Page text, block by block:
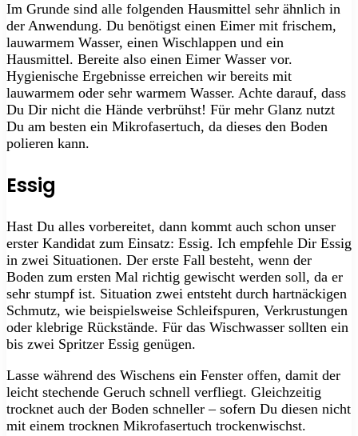
Im Grunde sind alle folgenden Hausmittel sehr ähnlich in
der Anwendung. Du benötigst einen Eimer mit frischem,
lauwarmem Wasser, einen Wischlappen und ein
Hausmittel. Bereite also einen Eimer Wasser vor.
Hygienische Ergebnisse erreichen wir bereits mit
lauwarmem oder sehr warmem Wasser. Achte darauf, dass
Du Dir nicht die Hände verbrühst! Für mehr Glanz nutzt
Du am besten ein Mikrofasertuch, da dieses den Boden
polieren kann.
Essig
Hast Du alles vorbereitet, dann kommt auch schon unser
erster Kandidat zum Einsatz: Essig. Ich empfehle Dir Essig
in zwei Situationen. Der erste Fall besteht, wenn der
Boden zum ersten Mal richtig gewischt werden soll, da er
sehr stumpf ist. Situation zwei entsteht durch hartnäckigen
Schmutz, wie beispielsweise Schleifspuren, Verkrustungen
oder klebrige Rückstände. Für das Wischwasser sollten ein
bis zwei Spritzer Essig genügen.
Lasse während des Wischens ein Fenster offen, damit der
leicht stechende Geruch schnell verfliegt. Gleichzeitig
trocknet auch der Boden schneller – sofern Du diesen nicht
mit einem trocknen Mikrofasertuch trockenwischst.